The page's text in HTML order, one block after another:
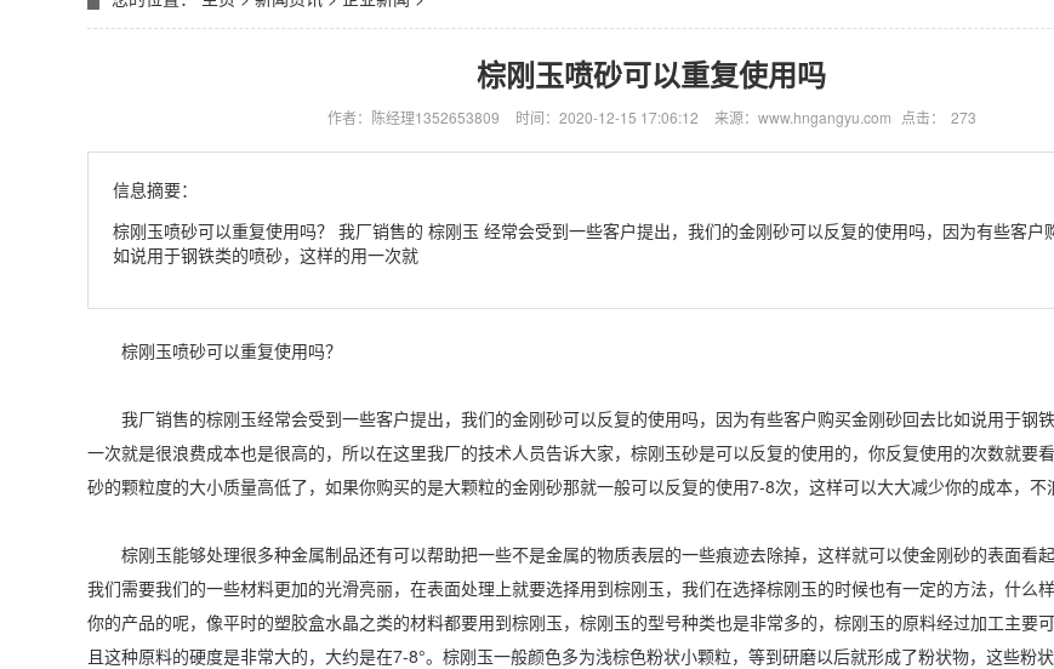
棕刚玉喷砂可以重复使用吗
作者：陈经理1352653809 时间：2020-12-15 17:06:12 来源：www.hngangyu.com 点击： 273
信息摘要：
棕刚玉喷砂可以重复使用吗？ 我厂销售的 棕刚玉 经常会受到一些客户提出，我们的金刚砂可以反复的使用吗，因为有些客户
如说用于钢铁类的喷砂，这样的用一次就
棕刚玉喷砂可以重复使用吗？
我厂销售的棕刚玉经常会受到一些客户提出，我们的金刚砂可以反复的使用吗，因为有些客户购买金刚砂回去比如说用于钢
一次就是很浪费成本也是很高的，所以在这里我厂的技术人员告诉大家，棕刚玉砂是可以反复的使用的，你反复使用的次数就要
砂的颗粒度的大小质量高低了，如果你购买的是大颗粒的金刚砂那就一般可以反复的使用7-8次，这样可以大大减少你的成本，不
棕刚玉能够处理很多种金属制品还有可以帮助把一些不是金属的物质表层的一些痕迹去除掉，这样就可以使金刚砂的表面看
我们需要我们的一些材料更加的光滑亮丽，在表面处理上就要选择用到棕刚玉，我们在选择棕刚玉的时候也有一定的方法，什么
你的产品的呢，像平时的塑胶盒水晶之类的材料都要用到棕刚玉，棕刚玉的型号种类也是非常多的，棕刚玉的原料经过加工主要
且这种原料的硬度是非常大的，大约是在7-8°。棕刚玉一般颜色多为浅棕色粉状小颗粒，等到研磨以后就形成了粉状物，这些粉